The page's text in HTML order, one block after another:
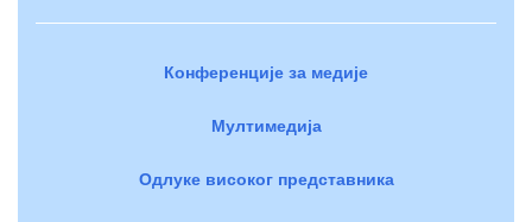
Конференције за медије
Мултимедија
Одлуке високог представника